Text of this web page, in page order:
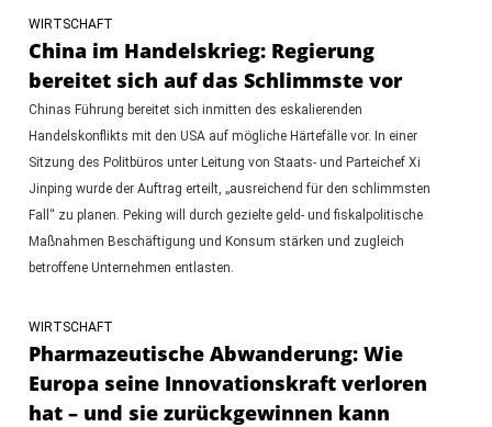
WIRTSCHAFT
China im Handelskrieg: Regierung
bereitet sich auf das Schlimmste vor
Chinas Führung bereitet sich inmitten des eskalierenden
Handelskonflikts mit den USA auf mögliche Härtefälle vor. In einer
Sitzung des Politbüros unter Leitung von Staats- und Parteichef Xi
Jinping wurde der Auftrag erteilt, „ausreichend für den schlimmsten
Fall“ zu planen. Peking will durch gezielte geld- und fiskalpolitische
Maßnahmen Beschäftigung und Konsum stärken und zugleich
betroffene Unternehmen entlasten.
WIRTSCHAFT
Pharmazeutische Abwanderung: Wie
Europa seine Innovationskraft verloren
hat – und sie zurückgewinnen kann